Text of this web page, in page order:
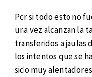
Por si todo esto no
una vez alcanzan la
transferidos a jaulas
los intentos que se
sido muy